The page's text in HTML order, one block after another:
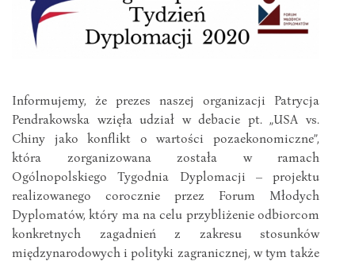
Informujemy, że prezes naszej organizacji Patrycja
Pendrakowska wzięła udział w debacie pt. „USA vs.
Chiny jako konflikt o wartości pozaekonomiczne”,
która zorganizowana została w ramach
Ogólnopolskiego Tygodnia Dyplomacji – projektu
realizowanego corocznie przez Forum Młodych
Dyplomatów, który ma na celu przybliżenie odbiorcom
konkretnych zagadnień z zakresu stosunków
międzynarodowych i polityki zagranicznej, w tym także